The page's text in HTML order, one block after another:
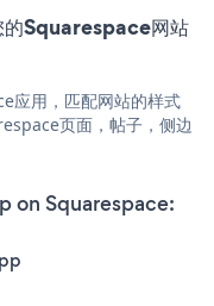
Squarespace网站
应用，匹配网站的样式
页面，帖子，侧边
on Squarespace: